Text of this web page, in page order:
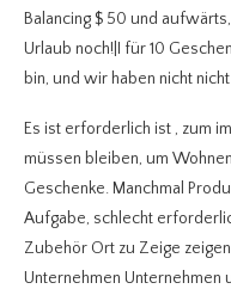
Balancing $ 50 und
Urlaub noch!|I für 10
bin, und wir haben nicht
Es ist erforderlich ist , zum
müssen bleiben, um
Geschenke. Manchmal
Aufgabe, schlecht
Zubehör Ort zu Zeige
Unternehmen Unternehmen